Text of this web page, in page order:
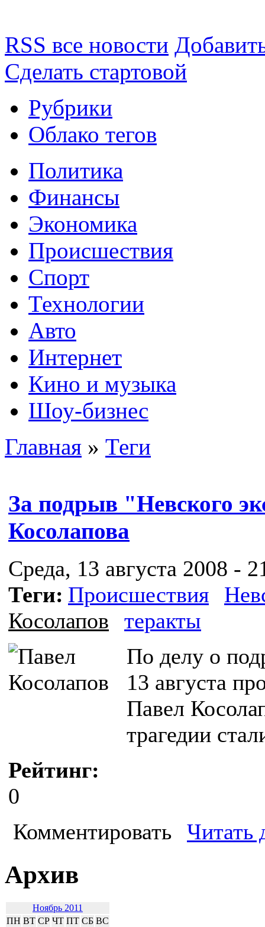
RSS все новости
Сделать стартовой
Рубрики
Облако тегов
Политика
Финансы
Экономика
Происшествия
Спорт
Технологии
Авто
Интернет
Кино и музыка
Шоу-бизнес
Главная » Теги
За подрыв "Невского
Косолапова
Среда, 13 августа 2008 -
Теги: Происшествия
Косолапов
теракты
По делу о
13 августа
Павел
трагедии
Рейтинг:
0
Комментировать
Читать
Архив
Ноябрь 2011
ПН ВТ СР ЧТ ПТ СБ ВС